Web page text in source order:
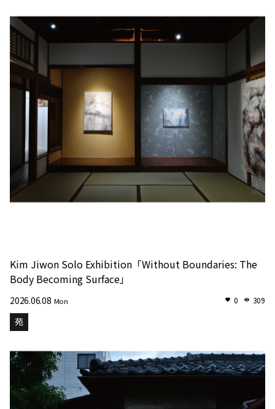
Kim Jiwon Solo Exhibition「Without Boundaries: The
Body Becoming Surface」
2026.06.08 Mon 0 309
苑